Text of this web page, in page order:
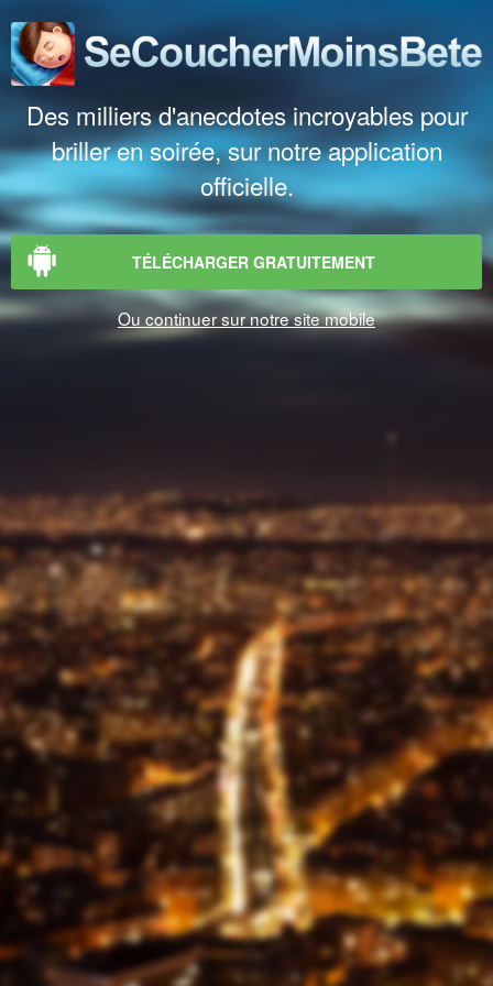
Des milliers d'anecdotes incroyables pour
briller en soirée, sur notre application
officielle.
TÉLÉCHARGER GRATUITEMENT
Ou continuer sur notre site mobile